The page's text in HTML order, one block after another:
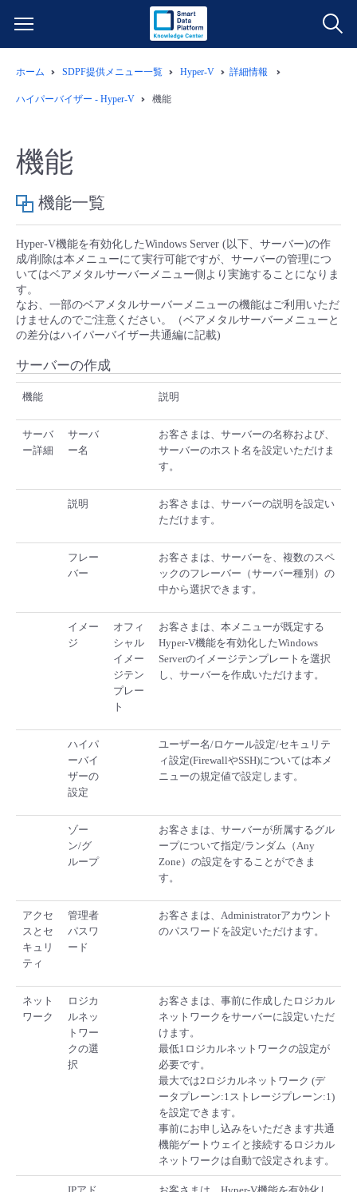
サービス一覧
クラウド/サーバー
ネットワーク
IoT
モニタリング/監査
すべてのメニューを見る
データ利活用
クラウド/サーバー
ネットワーク
IoT
管理機能
すべてのメニューを見る
料金情報
料金シミュレーター
データ利活用
クラウド/サーバー
モニタリング/監査
サポート
■ 管理機能
- 管理機能
■ セットアップガイド
- 初期設定・確認
- ユーザー機能の管理
- 登録情報の管理
■ 基本構築ガイド
- クラウド / サーバー
- Flexible InterConnect
- Flexible Remote Access
- vUTM2
ユースケース
- バックアップ
- データと分析
- IoT
- マルチクラウド利用
- ITインフラストラクチャー
- その他
故障/メンテナンス情報
故障/メンテナンス履歴
メンテナンス予定
定期メンテナンス
パートナー
販売パートナー向けプログラム
トレーニング/操作動画
ホーム SDPF提供メニュー一覧 Hyper-V 詳細情報
ハイパーバイザー - Hyper-V 機能
機能
機能一覧
Hyper-V機能を有効化したWindows Server (以下、サーバー)の作
成/削除は本メニューにて実行可能ですが、サーバーの管理につ
いてはベアメタルサーバーメニュー側より実施することになりま
す。
なお、一部のベアメタルサーバーメニューの機能はご利用いただ
けませんのでご注意ください。（ベアメタルサーバーメニューと
の差分はハイパーバイザー共通編に記載)
サーバーの作成
機能 説明
サーバ
ー詳細
サーバ
ー名
お客さまは、サーバーの名称および、
サーバーのホスト名を設定いただけま
す。
説明
お客さまは、サーバーの説明を設定い
ただけます。
フレー
バー
お客さまは、サーバーを、複数のスペ
ックのフレーバー（サーバー種別）の
中から選択できます。
イメー
ジ
オフィ
シャル
イメー
ジテン
プレー
ト
お客さまは、本メニューが既定する
Hyper-V機能を有効化したWindows
Serverのイメージテンプレートを選択
し、サーバーを作成いただけます。
ハイパ
ーバイ
ザーの
設定
ユーザー名/ロケール設定/セキュリテ
ィ設定(FirewallやSSH)については本メ
ニューの規定値で設定します。
ゾー
ン/グ
ループ
お客さまは、サーバーが所属するグル
ープについて指定/ランダム（Any
Zone）の設定をすることができま
す。
アクセ
スとセ
キュリ
ティ
管理者
パスワ
ード
お客さまは、Administratorアカウント
のパスワードを設定いただけます。
ネット
ワーク
ロジカ
ルネッ
トワー
クの選
択
お客さまは、事前に作成したロジカル
ネットワークをサーバーに設定いただ
けます。
最低1ロジカルネットワークの設定が
必要です。
最大では2ロジカルネットワーク (デ
ータプレーン:1ストレージプレーン:1)
を設定できます。
事前にお申し込みをいただきます共通
機能ゲートウェイと接続するロジカル
ネットワークは自動で設定されます。